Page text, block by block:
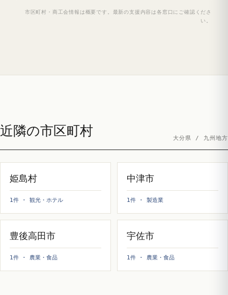
市区町村・商工会情報は概要です。最新の支援内容は各窓口にご確認くださ
い。
近隣の市区町村 大分県 / 九州地方
姫島村
1件 · 観光・ホテル
中津市
1件 · 製造業
豊後高田市
1件 · 農業・食品
宇佐市
1件 · 農業・食品